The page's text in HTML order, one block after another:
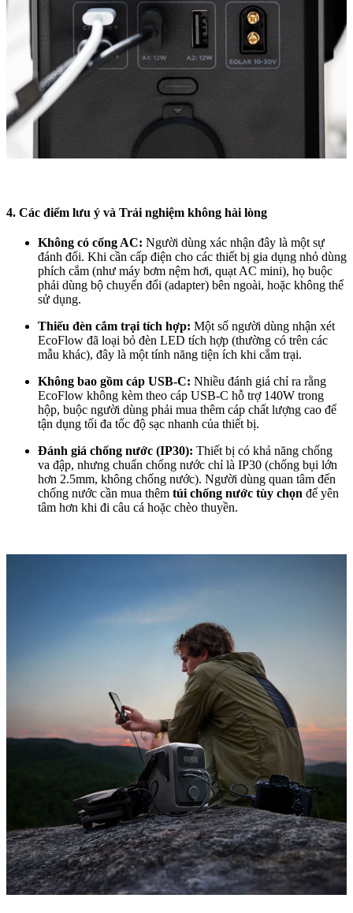
4. Các điểm lưu ý và Trải nghiệm không hài lòng
Không có cổng AC: Người dùng xác nhận đây là một sự
đánh đổi. Khi cần cấp điện cho các thiết bị gia dụng nhỏ dùng
phích cắm (như máy bơm nệm hơi, quạt AC mini), họ buộc
phải dùng bộ chuyển đổi (adapter) bên ngoài, hoặc không thể
sử dụng.
Thiếu đèn cắm trại tích hợp: Một số người dùng nhận xét
EcoFlow đã loại bỏ đèn LED tích hợp (thường có trên các
mẫu khác), đây là một tính năng tiện ích khi cắm trại.
Không bao gồm cáp USB-C: Nhiều đánh giá chỉ ra rằng
EcoFlow không kèm theo cáp USB-C hỗ trợ 140W trong
hộp, buộc người dùng phải mua thêm cáp chất lượng cao để
tận dụng tối đa tốc độ sạc nhanh của thiết bị.
Đánh giá chống nước (IP30): Thiết bị có khả năng chống
va đập, nhưng chuẩn chống nước chỉ là IP30 (chống bụi lớn
hơn 2.5mm, không chống nước). Người dùng quan tâm đến
chống nước cần mua thêm túi chống nước tùy chọn để yên
tâm hơn khi đi câu cá hoặc chèo thuyền.